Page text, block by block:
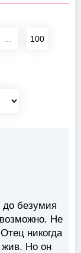
100
до безумия
Не
никогда
жив. Но он